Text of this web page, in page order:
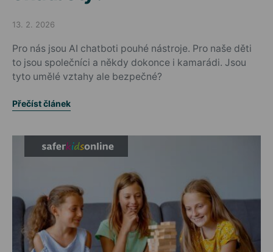
Posted on
13. 2. 2026
Pro nás jsou AI chatboti pouhé nástroje. Pro naše děti
to jsou společníci a někdy dokonce i kamarádi. Jsou
tyto umělé vztahy ale bezpečné?
Přečíst článek